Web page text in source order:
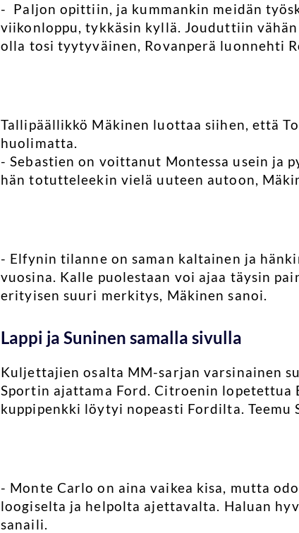
- Paljon opittiin, ja kummankin meidän
viikonloppu, tykkäsin kyllä. Jouduttiin
olla tosi tyytyväinen, Rovanperä luonnehti
Tallipäällikkö Mäkinen luottaa siihen, että
huolimatta.
- Sebastien on voittanut Montessa usein ja
hän totutteleekin vielä uuteen autoon,
- Elfynin tilanne on saman kaltainen ja
vuosina. Kalle puolestaan voi ajaa täysin
erityisen suuri merkitys, Mäkinen sanoi.
Lappi ja Suninen samalla sivulla
Kuljettajien osalta MM-sarjan varsinainen
Sportin ajattama Ford. Citroenin lopetettua
kuppipenkki löytyi nopeasti Fordilta.
- Monte Carlo on aina vaikea kisa, mutta
loogiselta ja helpolta ajettavalta. Haluan
sanaili.